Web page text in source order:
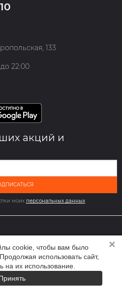
cookie, чтобы вам было
использовать сайт,
на их использование.
✕
133
22:00
акций и
моих персональных данных
одежды и обуви med-